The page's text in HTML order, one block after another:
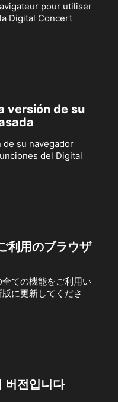
pour utiliser
Digital Concert
versión de su
de su navegador
del Digital
利用のブラウザ
ての機能をご利用い
に更新してくださ
버전입니다